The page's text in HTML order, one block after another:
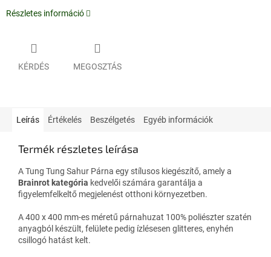
Részletes információ
KÉRDÉS MEGOSZTÁS
Leírás Értékelés Beszélgetés Egyéb információk
Termék részletes leírása
A Tung Tung Sahur Párna egy stílusos kiegészítő, amely a
Brainrot kategória kedvelői számára garantálja a
figyelemfelkeltő megjelenést otthoni környezetben.
A 400 x 400 mm-es méretű párnahuzat 100% poliészter szatén
anyagból készült, felülete pedig ízlésesen glitteres, enyhén
csillogó hatást kelt.